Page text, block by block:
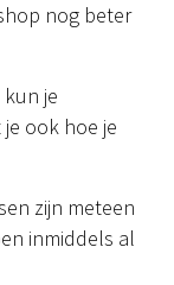
nog beter
kun je
ook hoe je
zijn meteen
inmiddels al